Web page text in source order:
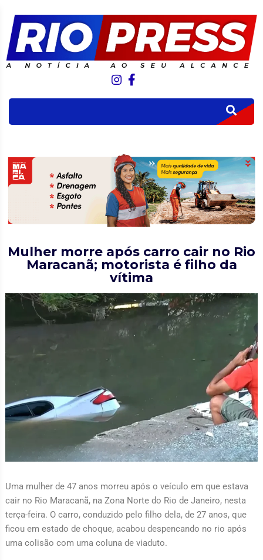
Mulher morre após carro cair no Rio
Maracanã; motorista é filho da
vítima
Uma mulher de 47 anos morreu após o veículo em que estava
cair no Rio Maracanã, na Zona Norte do Rio de Janeiro, nesta
terça-feira. O carro, conduzido pelo filho dela, de 27 anos, que
ficou em estado de choque, acabou despencando no rio após
uma colisão com uma coluna de viaduto.